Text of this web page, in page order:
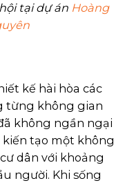
tại dự án Hoàng
kế hài hòa các
từng không gian
không ngần ngại
kiến tạo một không
dân với khoảng
người. Khi sống